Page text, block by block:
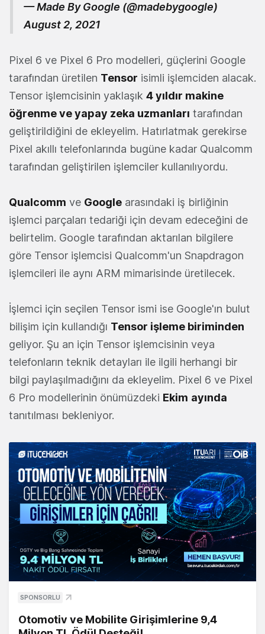
— Made By Google (@madebygoogle)
August 2, 2021
Pixel 6 ve Pixel 6 Pro modelleri, güçlerini Google
tarafından üretilen Tensor isimli işlemciden alacak.
Tensor işlemcisinin yaklaşık 4 yıldır makine
öğrenme ve yapay zeka uzmanları tarafından
geliştirildiğini de ekleyelim. Hatırlatmak gerekirse
Pixel akıllı telefonlarında bugüne kadar Qualcomm
tarafından geliştirilen işlemciler kullanılıyordu.
Qualcomm ve Google arasındaki iş birliğinin
işlemci parçaları tedariği için devam edeceğini de
belirtelim. Google tarafından aktarılan bilgilere
göre Tensor işlemcisi Qualcomm'un Snapdragon
işlemcileri ile aynı ARM mimarisinde üretilecek.
İşlemci için seçilen Tensor ismi ise Google'ın bulut
bilişim için kullandığı Tensor işleme biriminden
geliyor. Şu an için Tensor işlemcisinin veya
telefonların teknik detayları ile ilgili herhangi bir
bilgi paylaşılmadığını da ekleyelim. Pixel 6 ve Pixel
6 Pro modellerinin önümüzdeki Ekim ayında
tanıtılması bekleniyor.
SPONSORLU
Otomotiv ve Mobilite Girişimlerine 9,4